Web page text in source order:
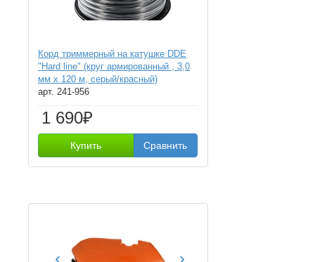
Корд триммерный на катушке DDE
"Hard line" (круг армированный , 3,0
мм х 120 м, серый/красный)
арт. 241-956
1 690₽
Купить Сравнить
‹ ›